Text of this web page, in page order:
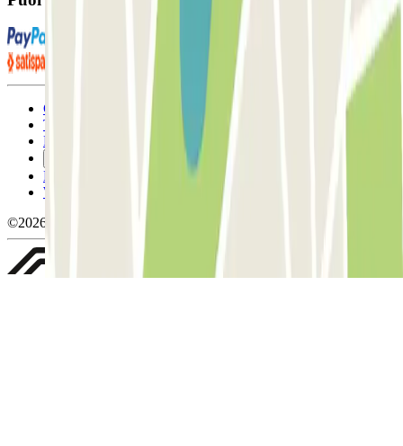
Condizioni contrattuali e di utilizzo
Termini di cancellazione
Politica sui cookies
Politica sulla privacy
Whistleblowing
©2026 Parclick. Tutti i diritti riservati